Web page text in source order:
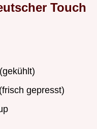
Touch
gepresst)